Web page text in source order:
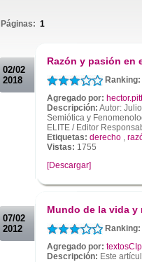
Páginas: 1
02/02
2018
Razón y pasión en
Ranking:
Agregado por:
Descripción: Autor:
Semiótica y
ELITE / Editor
Etiquetas: derecho ,
Vistas: 1755
[Descargar]
07/02
2012
Mundo de la vida y
Ranking:
Agregado por:
Descripción: Este